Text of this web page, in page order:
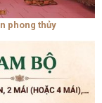
phong thủy